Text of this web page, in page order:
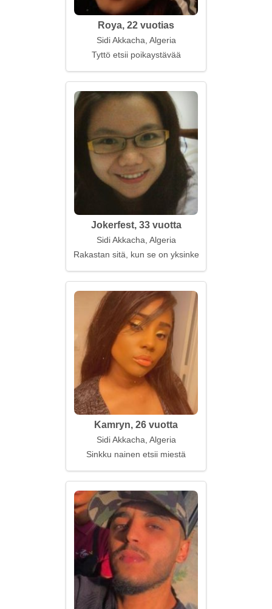
Roya, 22 vuotias
Sidi Akkacha, Algeria
Tyttö etsii poikaystävää
Jokerfest, 33 vuotta
Sidi Akkacha, Algeria
Rakastan sitä, kun se on yksinkertaista ja aitoa
Kamryn, 26 vuotta
Sidi Akkacha, Algeria
Sinkku nainen etsii miestä